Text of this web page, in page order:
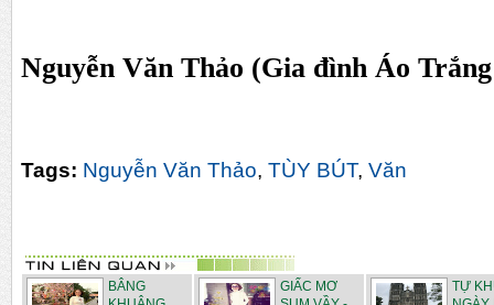
Nguyễn Văn Thảo (Gia đình Áo
Tags: Nguyễn Văn Thảo, TÙY BÚT, Văn
BÂNG
GIẤC MƠ
TỰ